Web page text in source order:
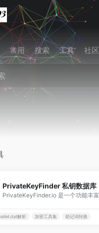
常用 搜索 工具 社区
PrivateKeyFinder 私钥数据库
解析 加密工具集 助记词转换